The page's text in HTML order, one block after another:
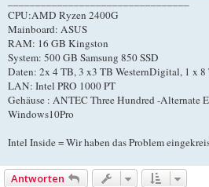
CPU:AMD Ryzen 2400G
Mainboard: ASUS
RAM: 16 GB Kingston
System: 500 GB Samsung 850 SSD
Daten: 2x 4 TB, 3 x3 TB WesternDigital, 1 x 8
LAN: Intel PRO 1000 PT
Gehäuse : ANTEC Three Hundred -Alternate
Windows10Pro
Intel Inside = Wir haben das Problem
Antworten